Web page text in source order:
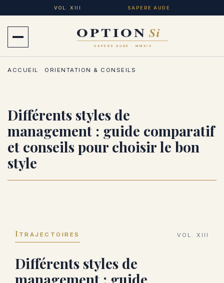
contenu
VOL. XIII SAPERE AUDE
le
menu
ACCUEIL ORIENTATION & CONSEILS
Différents styles de
management : guide comparatif
et conseils pour choisir le bon
style
I TRAJECTOIRES VOL. XIII
Différents styles de
management : guide